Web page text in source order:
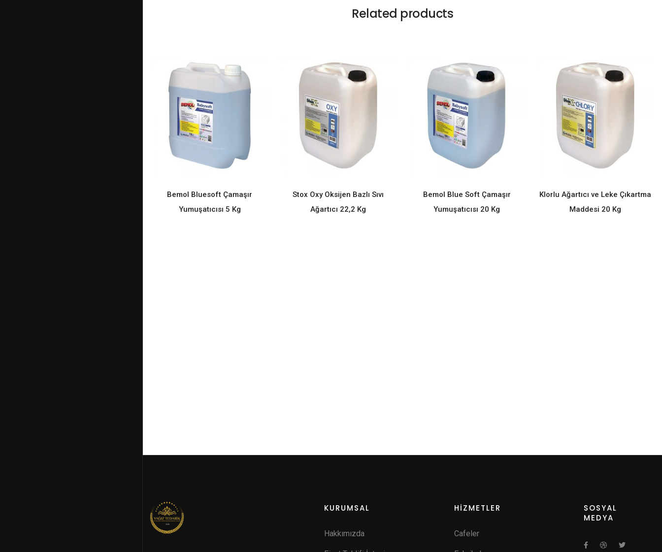
Related products
READ MORE
Bemol Bluesoft Çamaşır
Yumuşatıcısı 5 Kg
READ MORE
Stox Oxy Oksijen Bazlı Sıvı
Ağartıcı 22,2 Kg
READ MORE
Bemol Blue Soft Çamaşır
Yumuşatıcısı 20 Kg
READ MORE
Klorlu Ağartıcı ve Leke Çıkartma
Maddesi 20 Kg
KURUMSAL
Hakkımızda
HİZMETLER
Cafeler
SOSYAL
MEDYA